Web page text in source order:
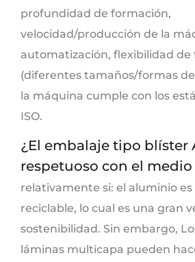
profundidad de formación,
velocidad/producción de la
automatización, flexibilidad
(diferentes tamaños/formas de
la máquina cumple con los
ISO.
¿El embalaje tipo blíster
respetuoso con el
relativamente si: el aluminio
reciclable, lo cual es una gran
sostenibilidad. Sin embargo,
láminas multicapa pueden